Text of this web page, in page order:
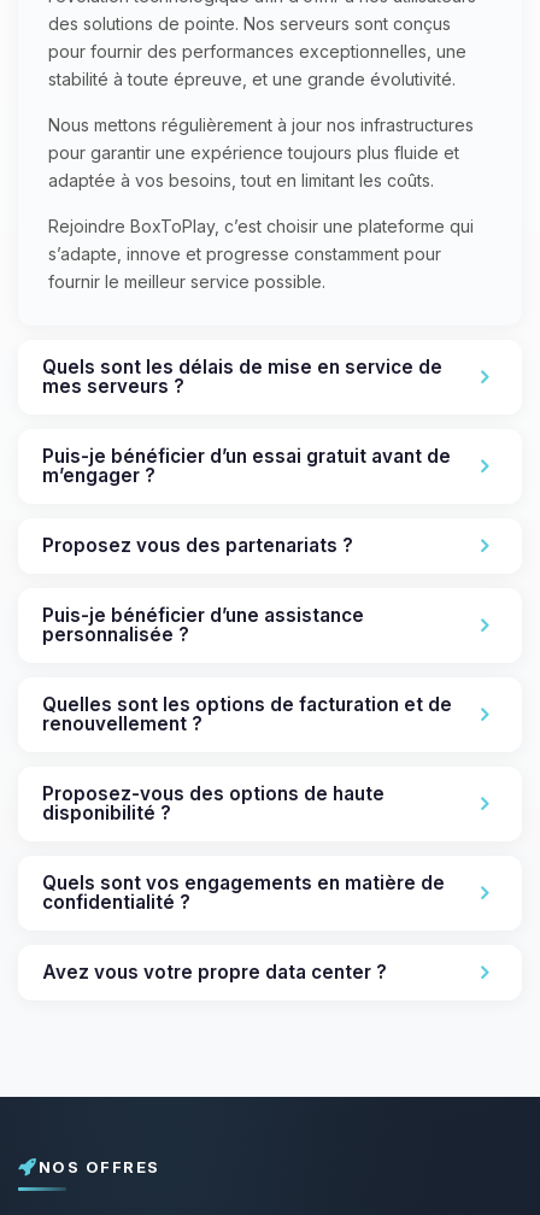
des solutions de pointe. Nos serveurs sont conçus
pour fournir des performances exceptionnelles, une
stabilité à toute épreuve, et une grande évolutivité.
Nous mettons régulièrement à jour nos infrastructures
pour garantir une expérience toujours plus fluide et
adaptée à vos besoins, tout en limitant les coûts.
Rejoindre BoxToPlay, c’est choisir une plateforme qui
s’adapte, innove et progresse constamment pour
fournir le meilleur service possible.
Quels sont les délais de mise en service de
mes serveurs ?
Puis-je bénéficier d’un essai gratuit avant de
m’engager ?
Proposez vous des partenariats ?
Puis-je bénéficier d’une assistance
personnalisée ?
Quelles sont les options de facturation et de
renouvellement ?
Proposez-vous des options de haute
disponibilité ?
Quels sont vos engagements en matière de
confidentialité ?
Avez vous votre propre data center ?
NOS OFFRES